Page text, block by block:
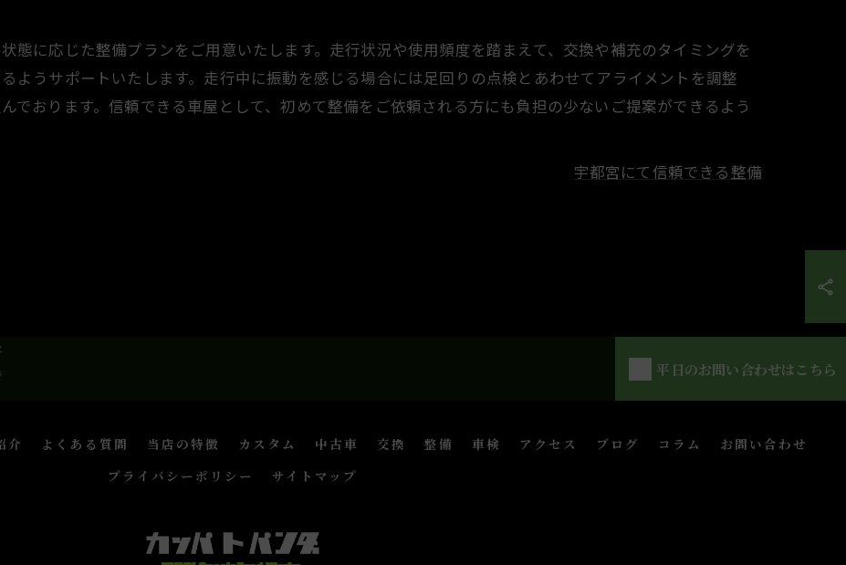
態に応じた整備プランをご用意いたします。走行状況や使用頻度を踏まえて、交換や補充のタイミングを
ようサポートいたします。走行中に振動を感じる場合には足回りの点検とあわせてアライメントを調整
でおります。信頼できる車屋として、初めて整備をご依頼される方にも負担の少ないご提案ができるよう
宇都宮にて信頼できる整備
平日のお問い合わせはこちら
介 よくある質問 当店の特徴 カスタム 中古車 交換 整備 車検 アクセス ブログ コラム
お問い合わせ
プライバシーポリシー
サイトマップ